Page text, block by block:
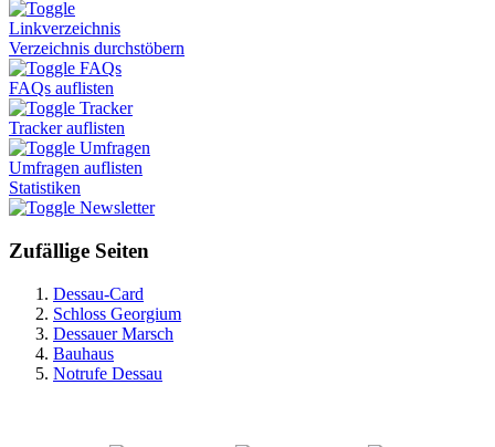
Linkverzeichnis
Verzeichnis durchstöbern
FAQs
FAQs auflisten
Tracker
Tracker auflisten
Umfragen
Umfragen auflisten
Statistiken
Newsletter
Zufällige Seiten
Dessau-Card
Schloss Georgium
Dessauer Marsch
Bauhaus
Notrufe Dessau